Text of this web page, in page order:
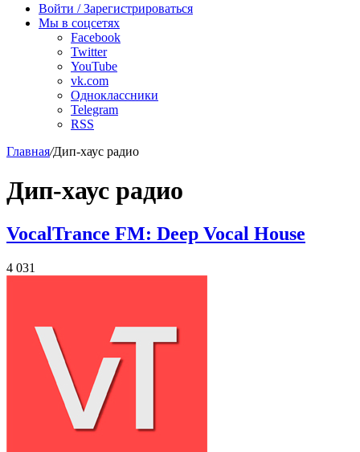
радио
Войти / Зарегистрироваться
Мы в соцсетях
Facebook
Twitter
YouTube
vk.com
Одноклассники
Telegram
RSS
Главная/Дип-хаус радио
Дип-хаус радио
VocalTrance FM: Deep Vocal House
4 031